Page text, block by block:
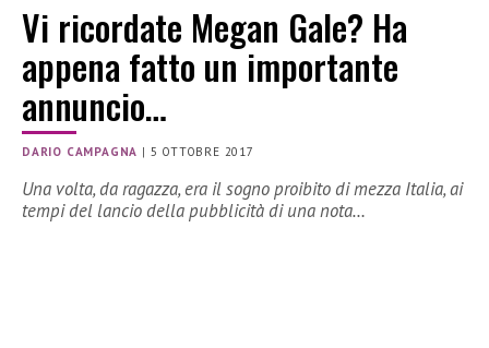
Vi ricordate Megan Gale? Ha
appena fatto un importante
annuncio…
DARIO CAMPAGNA | 5 OTTOBRE 2017
Una volta, da ragazza, era il sogno proibito di mezza Italia, ai
tempi del lancio della pubblicità di una nota…